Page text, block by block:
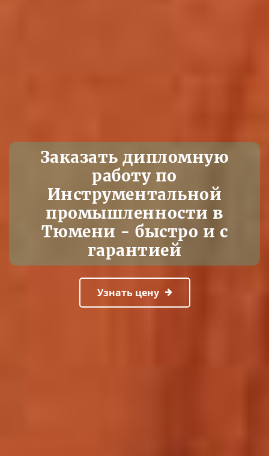
Заказать дипломную
работу по
Инструментальной
промышленности в
Тюмени - быстро и с
гарантией
Узнать цену